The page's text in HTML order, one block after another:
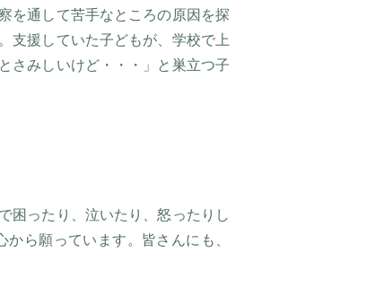
を通して苦手なところの原因を探
支援していた子どもが、学校で上
さみしいけど・・・」と巣立つ子
困ったり、泣いたり、怒ったりし
ら願っています。皆さんにも、